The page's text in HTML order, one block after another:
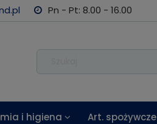
Pn - Pt: 8.00 - 16.00
i higiena Art. spożywcze